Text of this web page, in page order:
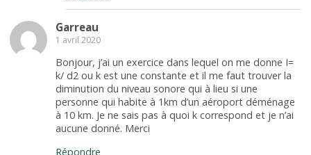
Garreau
1 avril 2020
Bonjour, j’ai un exercice dans lequel on me donne I=
k/ d2 ou k est une constante et il me faut trouver la
diminution du niveau sonore qui à lieu si une
personne qui habite à 1km d’un aéroport déménage
à 10 km. Je ne sais pas à quoi k correspond et je n’ai
aucune donné. Merci
Répondre